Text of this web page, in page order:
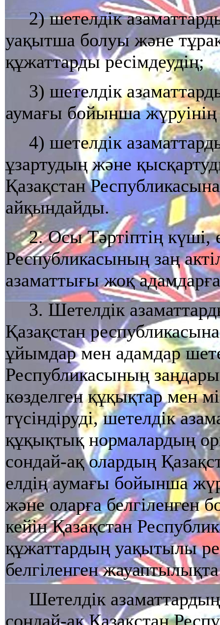
2) шетелдік
уақытша болуы және
құжаттарды ресімдеудің;
3) шетелдік
аумағы бойынша жүруінің
4) шетелдік
ұзартудың және
Қазақстан
айқындайды.
2. Осы Тәртіптің күші,
Республикасының заң
азаматтығы жоқ
3. Шетелдік
Қазақстан
ұйымдар мен адамдар
Республикасының
көзделген құқықтар мен
түсіндіруді, шетелдік
құқықтық нормалардың
сондай-ақ олардың
елдің аумағы бойынша
және оларға белгіленген
кейін Қазақстан
құжаттардың уақытылы
белгіленген
Шетелдік
сондай-ақ Қазақстан